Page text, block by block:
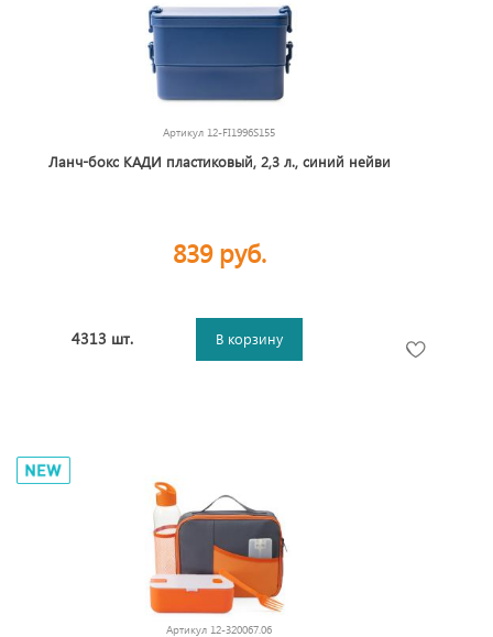
Артикул 12-FI1996S155
Ланч-бокс КАДИ пластиковый, 2,3 л., синий нейви
839 руб.
4313 шт. В корзину
Артикул 12-320067.06